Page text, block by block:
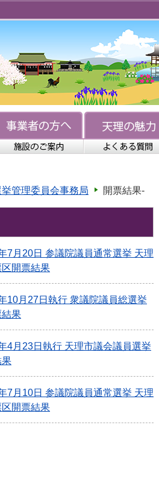
挙管理委員会事務局 開票結果-
7月20日 参議院議員通常選挙 天理
開票結果
10月27日執行 衆議院議員総選挙
果
4月23日執行 天理市議会議員選挙
果
7月10日 参議院議員通常選挙 天理
開票結果